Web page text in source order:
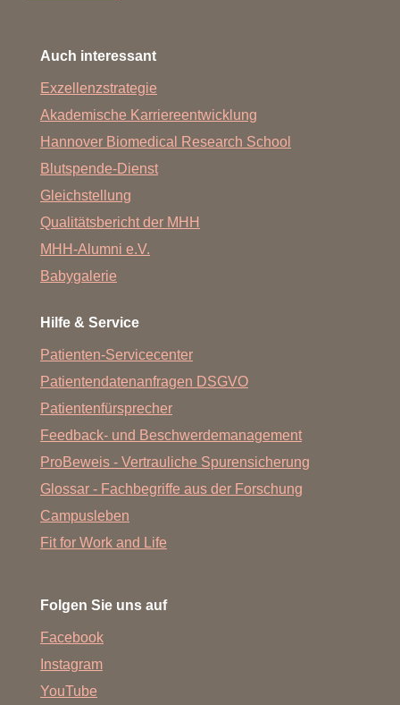
Auch interessant
Exzellenzstrategie
Akademische Karriereentwicklung
Hannover Biomedical Research School
Blutspende-Dienst
Gleichstellung
Qualitätsbericht der MHH
MHH-Alumni e.V.
Babygalerie
Hilfe & Service
Patienten-Servicecenter
Patientendatenanfragen DSGVO
Patientenfürsprecher
Feedback- und Beschwerdemanagement
ProBeweis - Vertrauliche Spurensicherung
Glossar - Fachbegriffe aus der Forschung
Campusleben
Fit for Work and Life
Folgen Sie uns auf
Facebook
Instagram
YouTube